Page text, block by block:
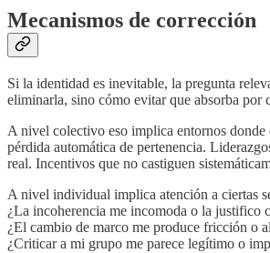
Mecanismos de corrección
Si la identidad es inevitable, la pregunta
eliminarla, sino cómo evitar que absorba por
A nivel colectivo eso implica entornos donde
pérdida automática de pertenencia.
real. Incentivos que no castiguen
A nivel individual implica atención a ciertas
¿La incoherencia me incomoda o la justifico
¿El cambio de marco me produce fricción o
¿Criticar a mi grupo me parece legítimo o